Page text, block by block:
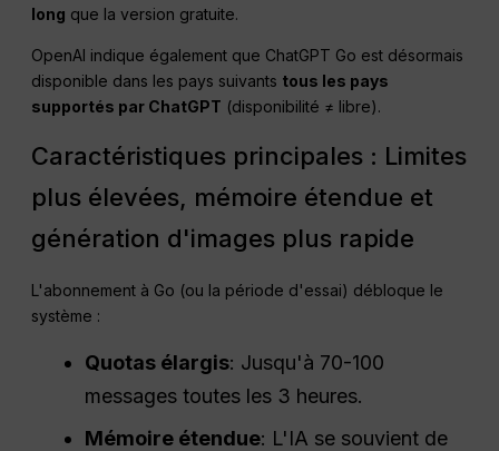
long que la version gratuite.
OpenAI indique également que ChatGPT Go est désormais
disponible dans les pays suivants tous les pays
supportés par ChatGPT (disponibilité ≠ libre).
Caractéristiques principales : Limites
plus élevées, mémoire étendue et
génération d'images plus rapide
L'abonnement à Go (ou la période d'essai) débloque le
système :
Quotas élargis: Jusqu'à 70-100
messages toutes les 3 heures.
Mémoire étendue: L'IA se souvient de